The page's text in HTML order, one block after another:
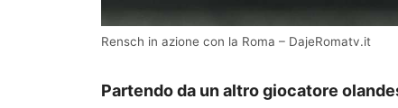
Rensch in azione con la Roma – DajeRomatv.it
Partendo da un altro giocatore